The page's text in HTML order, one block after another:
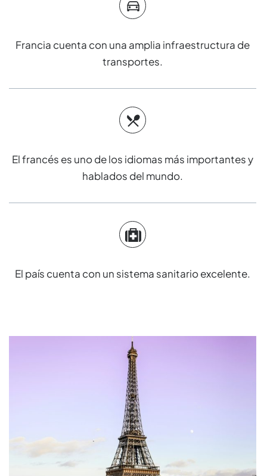
Francia cuenta con una amplia infraestructura de
transportes.
El francés es uno de los idiomas más importantes y
hablados del mundo.
El país cuenta con un sistema sanitario excelente.